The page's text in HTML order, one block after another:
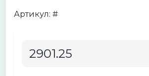
Артикул: #
2901.25